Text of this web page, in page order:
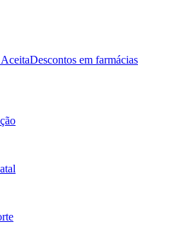
Descontos em farmácias